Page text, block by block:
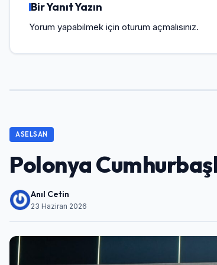
Bir Yanıt Yazın
Yorum yapabilmek için oturum açmalısınız.
ASELSAN
Polonya
Anıl Cetin
23 Haziran 2026